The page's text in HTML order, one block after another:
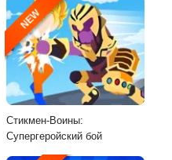
NEW
Стикмен-Воины:
Супергеройский бой